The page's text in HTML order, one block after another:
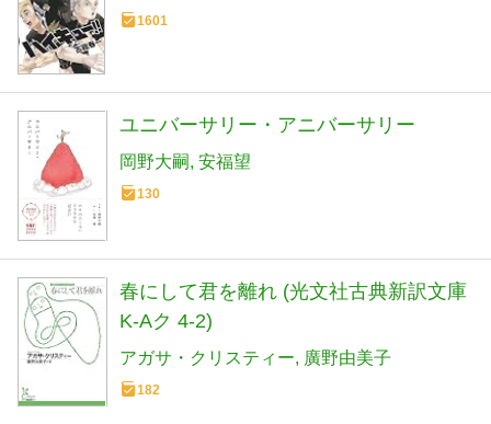
1601
ユニバーサリー・アニバーサリー
岡野大嗣 安福望
130
春にして君を離れ (光文社古典新訳文庫
K-Aク 4-2)
アガサ・クリスティー 廣野由美子
182